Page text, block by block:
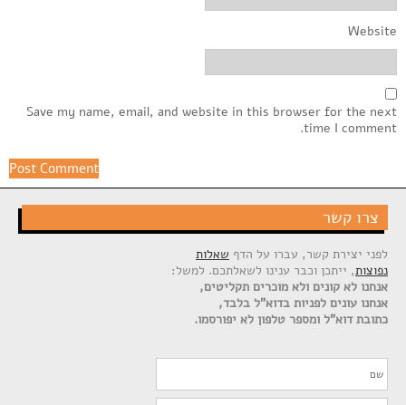
Website
Save my name, email, and website in this browser for the next
time I comment.
צרו קשר
לפני יצירת קשר, עברו על הדף שאלות
נפוצות, ייתכן וכבר ענינו לשאלתכם. למשל:
אנחנו לא קונים ולא מוכרים תקליטים,
אנחנו עונים לפניות בדוא"ל בלבד,
כתובת דוא"ל ומספר טלפון לא יפורסמו.